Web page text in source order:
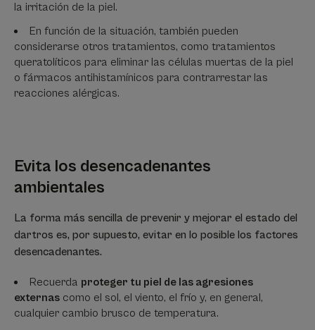
la irritación de la piel.
En función de la situación, también pueden
considerarse otros tratamientos, como tratamientos
queratolíticos para eliminar las células muertas de la piel
o fármacos antihistamínicos para contrarrestar las
reacciones alérgicas.
Evita los desencadenantes
ambientales
La forma más sencilla de prevenir y mejorar el estado del
dartros es, por supuesto, evitar en lo posible los factores
desencadenantes.
Recuerda proteger tu piel de las agresiones
externas como el sol, el viento, el frío y, en general,
cualquier cambio brusco de temperatura.